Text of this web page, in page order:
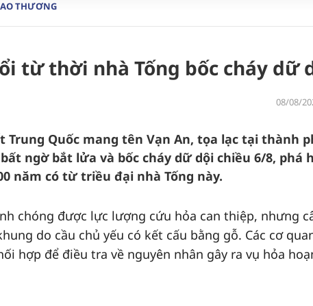
THƯƠNG
từ thời nhà Tống bốc cháy dữ
08/08/
Trung Quốc mang tên Vạn An, tọa lạc tại thành
ngờ bắt lửa và bốc cháy dữ dội chiều 6/8, phá
năm có từ triều đại nhà Tống này.
chóng được lực lượng cứu hỏa can thiệp, nhưng
do cầu chủ yếu có kết cấu bằng gỗ. Các cơ
hợp để điều tra về nguyên nhân gây ra vụ hỏa